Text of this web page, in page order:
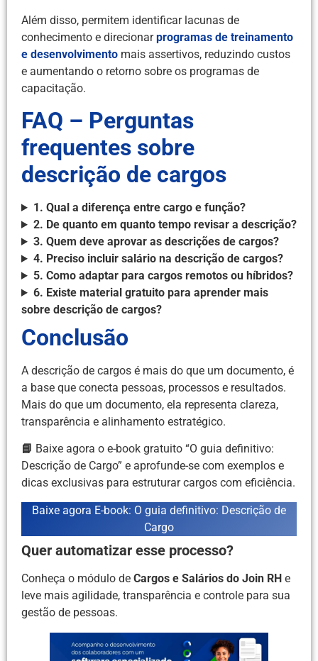
Além disso, permitem identificar lacunas de
conhecimento e direcionarprogramas de treinamento
e desenvolvimento mais assertivos, reduzindo custos
e aumentando o retorno sobre os programas de
capacitação.
FAQ – Perguntas
frequentes sobre
descrição de cargos
1. Qual a diferença entre cargo e função?
2. De quanto em quanto tempo revisar a descrição?
3. Quem deve aprovar as descrições de cargos?
4. Preciso incluir salário na descrição de cargos?
5. Como adaptar para cargos remotos ou híbridos?
6. Existe material gratuito para aprender mais
sobre descrição de cargos?
Conclusão
A descrição de cargos é mais do que um documento, é
a base que conecta pessoas, processos e resultados.
Mais do que um documento, ela representa clareza,
transparência e alinhamento estratégico.
📘 Baixe agora o e-book gratuito “O guia definitivo:
Descrição de Cargo” e aprofunde-se com exemplos e
dicas exclusivas para estruturar cargos com eficiência.
Baixe agora E-book: O guia definitivo: Descrição de
Cargo
Quer automatizar esse processo?
Conheça o módulo de Cargos e Salários do Join RH e
leve mais agilidade, transparência e controle para sua
gestão de pessoas.